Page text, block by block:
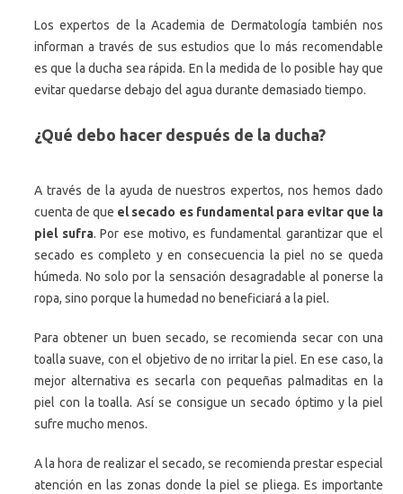
Los expertos de la Academia de Dermatología también nos
informan a través de sus estudios que lo más recomendable
es que la ducha sea rápida. En la medida de lo posible hay que
evitar quedarse debajo del agua durante demasiado tiempo.
¿Qué debo hacer después de la ducha?
A través de la ayuda de nuestros expertos, nos hemos dado
cuenta de que el secado es fundamental para evitar que la
piel sufra. Por ese motivo, es fundamental garantizar que el
secado es completo y en consecuencia la piel no se queda
húmeda. No solo por la sensación desagradable al ponerse la
ropa, sino porque la humedad no beneficiará a la piel.
Para obtener un buen secado, se recomienda secar con una
toalla suave, con el objetivo de no irritar la piel. En ese caso, la
mejor alternativa es secarla con pequeñas palmaditas en la
piel con la toalla. Así se consigue un secado óptimo y la piel
sufre mucho menos.
A la hora de realizar el secado, se recomienda prestar especial
atención en las zonas donde la piel se pliega. Es importante